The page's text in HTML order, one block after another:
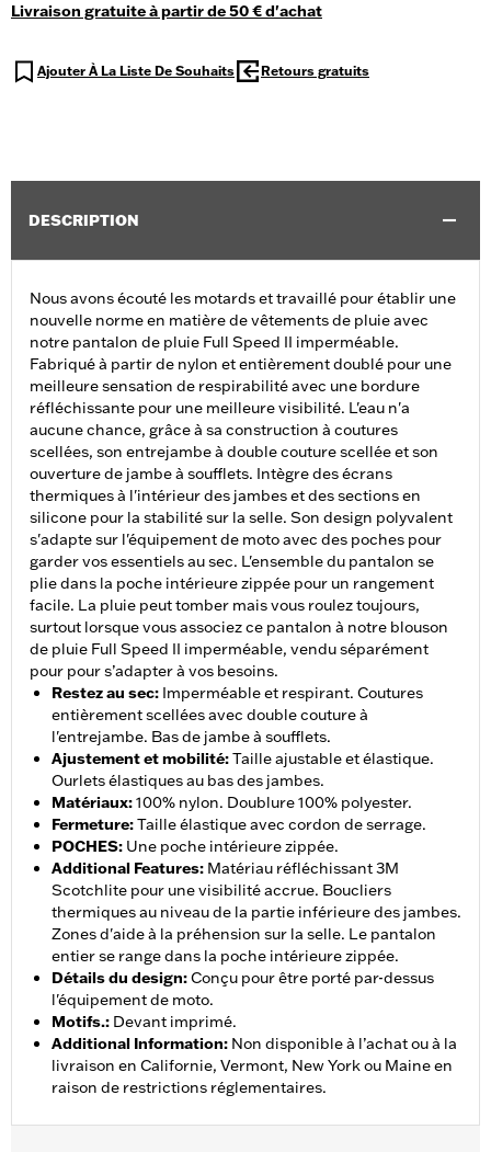
Livraison gratuite à partir de 50 € d'achat
Ajouter À La Liste De Souhaits Retours gratuits
DESCRIPTION
Nous avons écouté les motards et travaillé pour établir une
nouvelle norme en matière de vêtements de pluie avec
notre pantalon de pluie Full Speed II imperméable.
Fabriqué à partir de nylon et entièrement doublé pour une
meilleure sensation de respirabilité avec une bordure
réfléchissante pour une meilleure visibilité. L'eau n'a
aucune chance, grâce à sa construction à coutures
scellées, son entrejambe à double couture scellée et son
ouverture de jambe à soufflets. Intègre des écrans
thermiques à l'intérieur des jambes et des sections en
silicone pour la stabilité sur la selle. Son design polyvalent
s'adapte sur l'équipement de moto avec des poches pour
garder vos essentiels au sec. L'ensemble du pantalon se
plie dans la poche intérieure zippée pour un rangement
facile. La pluie peut tomber mais vous roulez toujours,
surtout lorsque vous associez ce pantalon à notre blouson
de pluie Full Speed II imperméable, vendu séparément
pour pour s’adapter à vos besoins.
Restez au sec: Imperméable et respirant. Coutures
entièrement scellées avec double couture à
l'entrejambe. Bas de jambe à soufflets.
Ajustement et mobilité:Taille ajustable et élastique.
Ourlets élastiques au bas des jambes.
Matériaux:100% nylon. Doublure 100% polyester.
Fermeture:Taille élastique avec cordon de serrage.
POCHES: Une poche intérieure zippée.
Additional Features: Matériau réfléchissant 3M
Scotchlite pour une visibilité accrue. Boucliers
thermiques au niveau de la partie inférieure des jambes.
Zones d'aide à la préhension sur la selle. Le pantalon
entier se range dans la poche intérieure zippée.
Détails du design:Conçu pour être porté par-dessus
l'équipement de moto.
Motifs.: Devant imprimé.
Additional Information: Non disponible à l’achat ou à la
livraison en Californie, Vermont, New York ou Maine en
raison de restrictions réglementaires.